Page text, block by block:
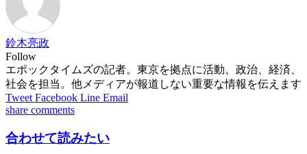
鈴木亮政
Follow
エポックタイムズの記者。東京を拠点に活動。政治、経済、
社会を担当。他メディアが報道しない重要な情報を伝えます
Tweet Facebook Line Email
share comments
合わせて読みたい